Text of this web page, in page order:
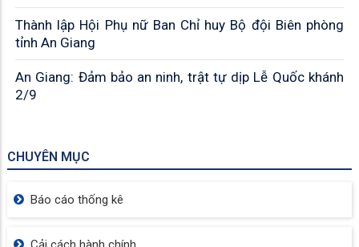
Giang
Thành lập Hội Phụ nữ Ban Chỉ huy Bộ đội Biên phòng
tỉnh An Giang
An Giang: Đảm bảo an ninh, trật tự dịp Lễ Quốc khánh
2/9
CHUYÊN MỤC
Báo cáo thống kê